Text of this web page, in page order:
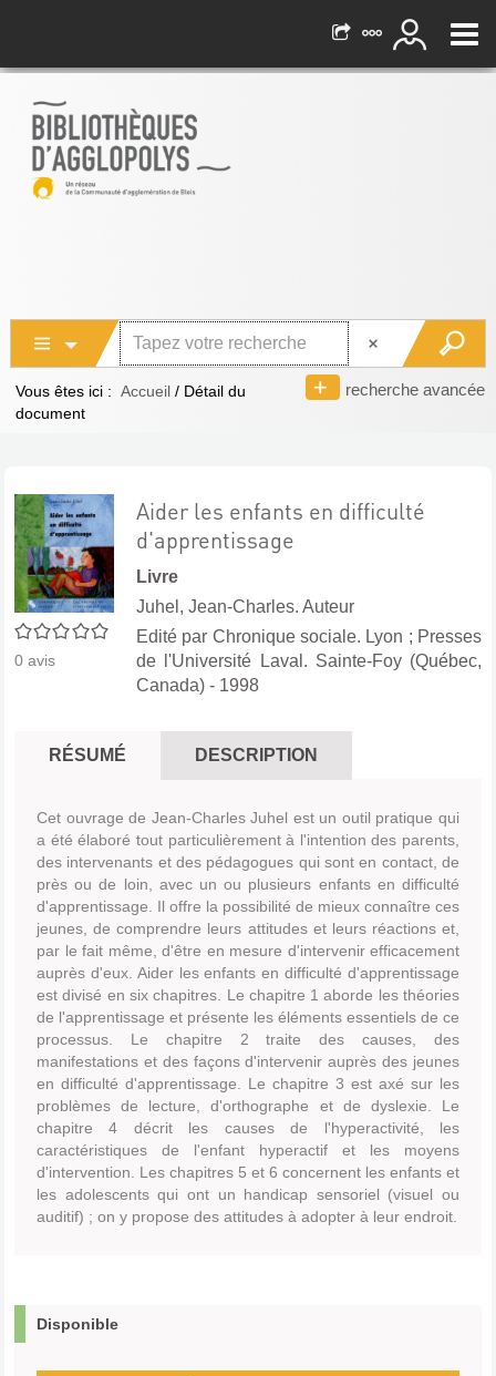
recherche avancée
Vous êtes ici : Accueil / Détail du
document
0/5
0 avis
Aider les enfants en difficulté
d'apprentissage
Livre
Juhel, Jean-Charles. Auteur
Edité par Chronique sociale. Lyon ; Presses
de l'Université Laval. Sainte-Foy (Québec,
Canada) - 1998
RÉSUMÉ DESCRIPTION
Cet ouvrage de Jean-Charles Juhel est un outil pratique qui
a été élaboré tout particulièrement à l'intention des parents,
des intervenants et des pédagogues qui sont en contact, de
près ou de loin, avec un ou plusieurs enfants en difficulté
d'apprentissage. Il offre la possibilité de mieux connaître ces
jeunes, de comprendre leurs attitudes et leurs réactions et,
par le fait même, d'être en mesure d'intervenir efficacement
auprès d'eux. Aider les enfants en difficulté d'apprentissage
est divisé en six chapitres. Le chapitre 1 aborde les théories
de l'apprentissage et présente les éléments essentiels de ce
processus. Le chapitre 2 traite des causes, des
manifestations et des façons d'intervenir auprès des jeunes
en difficulté d'apprentissage. Le chapitre 3 est axé sur les
problèmes de lecture, d'orthographe et de dyslexie. Le
chapitre 4 décrit les causes de l'hyperactivité, les
caractéristiques de l'enfant hyperactif et les moyens
d'intervention. Les chapitres 5 et 6 concernent les enfants et
les adolescents qui ont un handicap sensoriel (visuel ou
auditif) ; on y propose des attitudes à adopter à leur endroit.
Disponible